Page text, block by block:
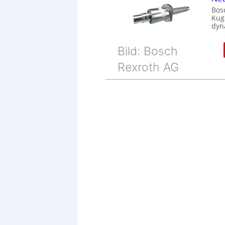
Bild: Bosch
Rexroth AG